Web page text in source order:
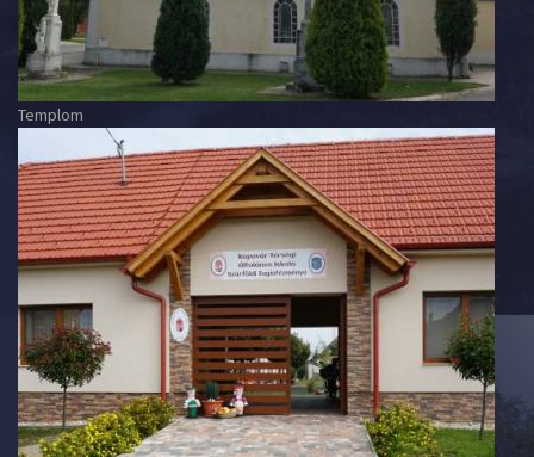
Templom